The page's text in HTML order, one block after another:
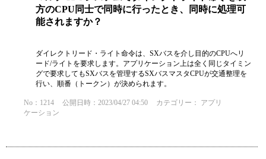
方のCPU同士で同時に行ったとき、同時に処理可
能されますか？
ダイレクトリード・ライト命令は、SXバスを介し目的のCPUへリ
ード/ライトを要求します。アプリケーション上は全く同じタイミン
グで要求してもSXバスを管理するSXバスマスタCPUが交通整理を
行い、順番（トークン）が決められます。
No：1214 公開日時：2023/04/27 04:50 カテゴリー： アプリ
ケーション